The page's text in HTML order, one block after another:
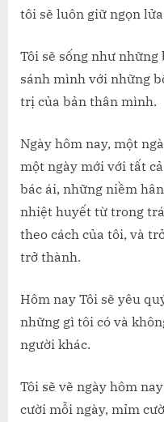
tôi sẽ luôn giữ ngọn
Tôi sẽ sống như
sánh mình với những
trị của bản thân mình.
Ngày hôm nay, một
một ngày mới với tất
bác ái, những niềm
nhiệt huyết từ trong
theo cách của tôi, và
trở thành.
Hôm nay Tôi sẽ yêu
những gì tôi có và
người khác.
Tôi sẽ vẽ ngày hôm
cười mỗi ngày, mỉm